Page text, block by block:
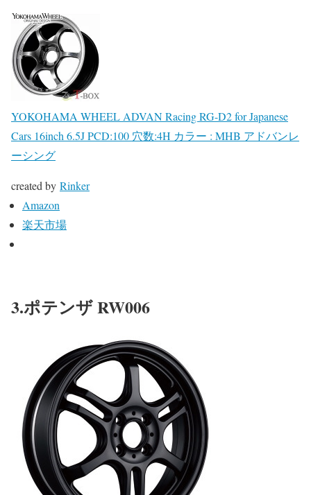
YOKOHAMA WHEEL ADVAN Racing RG-D2 for Japanese
Cars 16inch 6.5J PCD:100 穴数:4H カラー : MHB アドバンレ
ーシング
created by Rinker
Amazon
楽天市場
3.ポテンザ RW006